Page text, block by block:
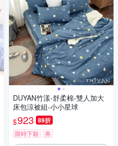
DUYAN竹漾-舒柔棉-雙人加大
床包涼被組-小小星球
$923 89折
限時下殺 券